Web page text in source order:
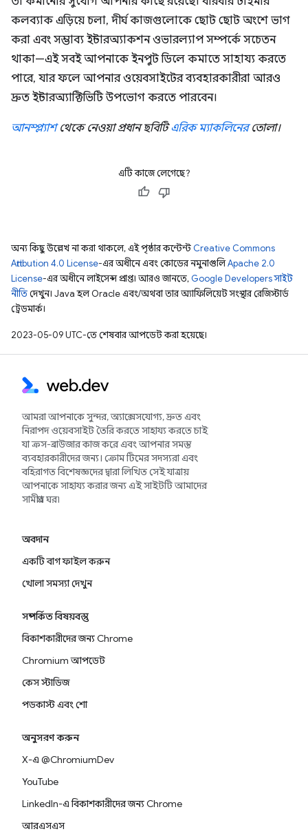
কলব্যাক এড়িয়ে চলা, দীর্ঘ কাজগুলোকে ছোট ছোট অংশে ভাগ
করা এবং সম্ভাব্য ইন্টারঅ্যাকশন ওভারল্যাপ সম্পর্কে সচেতন
থাকা—এই সবই আপনাকে ইনপুট ডিলে কমাতে সাহায্য করতে
পারে, যার ফলে আপনার ওয়েবসাইটের ব্যবহারকারীরা আরও
দ্রুত ইন্টারঅ্যাক্টিভিটি উপভোগ করতে পারবেন।
আনস্প্ল্যাশথেকে নেওয়া প্রধান ছবিটিএরিক ম্যাকলিনেরতোলা।
এটি কাজে লেগেছে?
অন্য কিছু উল্লেখ না করা থাকলে, এই পৃষ্ঠার কন্টেন্ট Creative Commons
Attribution 4.0 License-এর অধীনে এবং কোডের নমুনাগুলিApache 2.0
License-এর অধীনে লাইসেন্স প্রাপ্ত। আরও জানতে, Google Developers সাইট
নীতিদেখুন। Java হল Oracle এবং/অথবা তার অ্যাফিলিয়েট সংস্থার রেজিস্টার্ড
ট্রেডমার্ক।
2023-05-09 UTC-তে শেষবার আপডেট করা হয়েছে।
আমরা আপনাকে সুন্দর, অ্যাক্সেসযোগ্য, দ্রুত এবং
নিরাপদ ওয়েবসাইট তৈরি করতে সাহায্য করতে চাই
যা ক্রস-ব্রাউজার কাজ করে এবং আপনার সমস্ত
ব্যবহারকারীদের জন্য। ক্রোম টিমের সদস্যরা এবং
বহিরাগত বিশেষজ্ঞদের দ্বারা লিখিত সেই যাত্রায়
আপনাকে সাহায্য করার জন্য এই সাইটটি আমাদের
সামগ্রীর ঘর৷
অবদান
একটি বাগ ফাইল করুন
খোলা সমস্যা দেখুন
সম্পর্কিত বিষয়বস্তু
বিকাশকারীদের জন্য Chrome
Chromium আপডেট
কেস স্টাডিজ
পডকাস্ট এবং শো
অনুসরণ করুন
X-এ @ChromiumDev
YouTube
LinkedIn-এ বিকাশকারীদের জন্য Chrome
আরএসএস